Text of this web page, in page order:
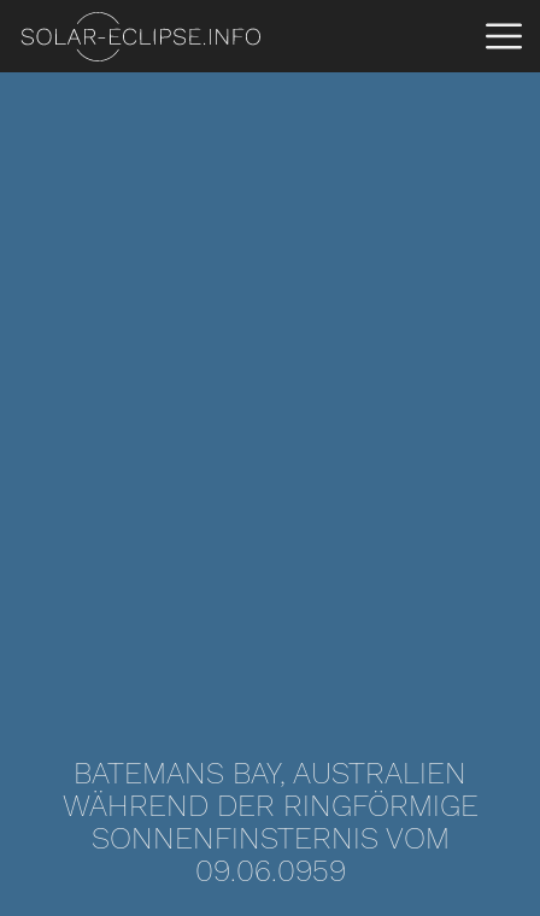
BATEMANS BAY, AUSTRALIEN
WÄHREND DER RINGFÖRMIGE
SONNENFINSTERNIS VOM
09.06.0959